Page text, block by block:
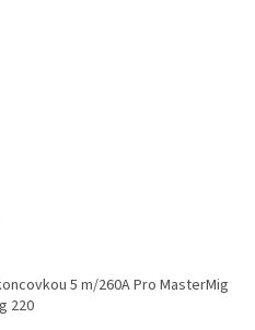
5 m/260A Pro MasterMig
220